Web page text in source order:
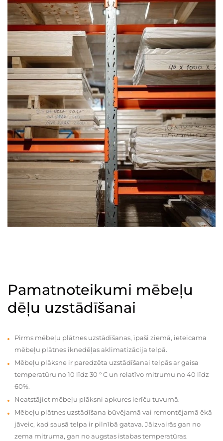
Pamatnoteikumi mēbeļu
dēļu uzstādīšanai
Pirms mēbeļu plātnes uzstādīšanas, īpaši ziemā, ieteicama
mēbeļu plātnes iknedēļas aklimatizācija telpā.
Mēbeļu plāksne ir paredzēta uzstādīšanai telpās ar gaisa
temperatūru no 10 līdz 30 ° C un relatīvo mitrumu no 40 līdz
60%.
Neatstājiet mēbeļu plāksni apkures ierīču tuvumā.
Mēbeļu plātnes uzstādīšana būvējamā vai remontējamā ēkā
jāveic, kad sausā telpa ir pilnībā gatava. Jāizvairās gan no
zema mitruma, gan no augstas istabas temperatūras.